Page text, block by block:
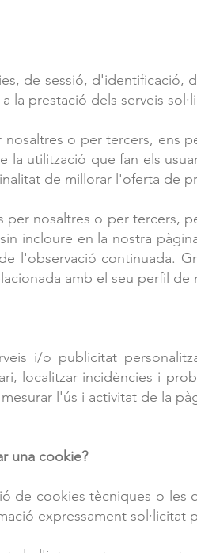
de sessió,
la prestació dels serveis
o per tercers, ens
la utilització que fan els
de millorar l'oferta de
per nosaltres o per tercers,
incloure en la nostra
l'observació continuada.
amb el seu perfil de
i/o publicitat
localitzar incidències i
l'ús i activitat de la
una cookie?
de cookies tècniques o les
expressament sol·licitat